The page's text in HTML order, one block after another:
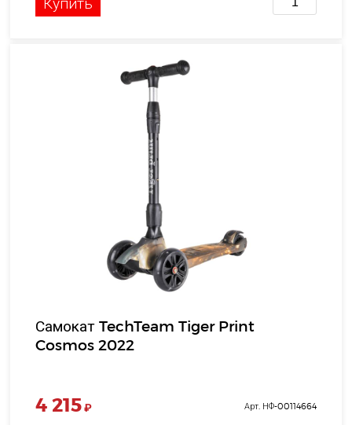
Самокат TechTeam Tiger Print
Cosmos 2022
4 215₽ Арт. НФ-00114664